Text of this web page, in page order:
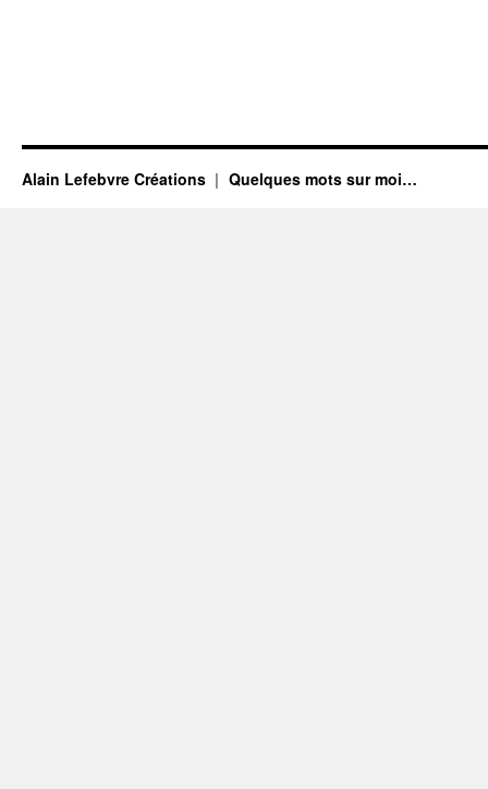
Alain Lefebvre Créations Quelques mots sur moi…